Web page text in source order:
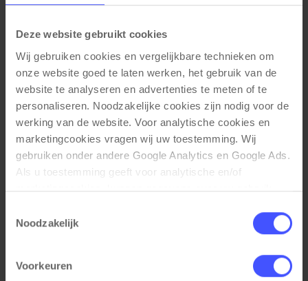
Deze website gebruikt cookies
Wij gebruiken cookies en vergelijkbare technieken om
onze website goed te laten werken, het gebruik van de
website te analyseren en advertenties te meten of te
personaliseren. Noodzakelijke cookies zijn nodig voor de
werking van de website. Voor analytische cookies en
marketingcookies vragen wij uw toestemming. Wij
gebruiken onder andere Google Analytics en Google Ads.
Als u toestemming geeft voor analytische en/of
marketingcookies, kunnen gegevens over uw gebruik
analyse, advertentiemeting, remarketing en
campagneoptimalisatie. Meer informatie vindt u in onze
privacyverklaring en cookieverklaring op onze website.
Daar leest u ook hoe Google gegevens verwerkt wanneer
Noodzakelijk
Voorkeuren
Zitting: bekleed Zwart PU Leder Frame
Functionele eigenschappen
Geschikt tot 135kg draaggewicht
Glijders: hard kunststof voor tapijt
Optioneel: vilt glijders voor harde vloeren
Afmetingen
Zithoogte: 75cm
Stoelafmeting: 44,5x52x110 cm (BxDxH)